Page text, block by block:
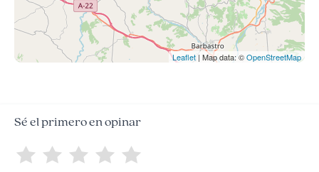
Leaflet | Map data: ©OpenStreetMap
Sé el primero en opinar